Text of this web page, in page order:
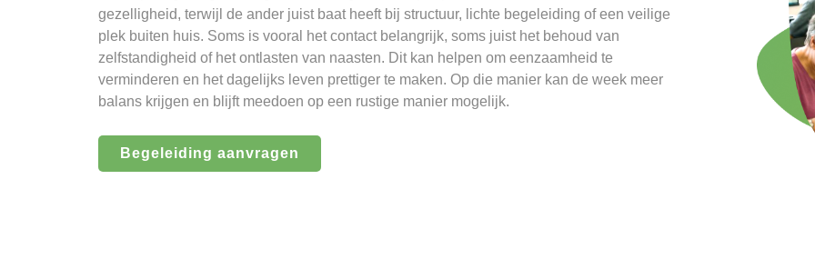
gezelligheid, terwijl de ander juist baat heeft bij structuur, lichte begeleiding of een veilige
plek buiten huis. Soms is vooral het contact belangrijk, soms juist het behoud van
zelfstandigheid of het ontlasten van naasten. Dit kan helpen om eenzaamheid te
verminderen en het dagelijks leven prettiger te maken. Op die manier kan de week meer
balans krijgen en blijft meedoen op een rustige manier mogelijk.
Begeleiding aanvragen